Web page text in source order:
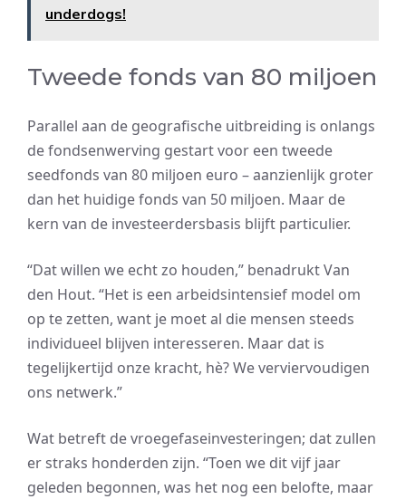
underdogs!
Tweede fonds van 80 miljoen
Parallel aan de geografische uitbreiding is onlangs
de fondsenwerving gestart voor een tweede
seedfonds van 80 miljoen euro – aanzienlijk groter
dan het huidige fonds van 50 miljoen. Maar de
kern van de investeerdersbasis blijft particulier.
“Dat willen we echt zo houden,” benadrukt Van
den Hout. “Het is een arbeidsintensief model om
op te zetten, want je moet al die mensen steeds
individueel blijven interesseren. Maar dat is
tegelijkertijd onze kracht, hè? We verviervoudigen
ons netwerk.”
Wat betreft de vroegefaseinvesteringen; dat zullen
er straks honderden zijn. “Toen we dit vijf jaar
geleden begonnen, was het nog een belofte, maar